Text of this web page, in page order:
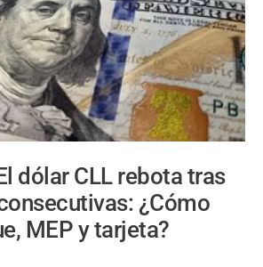
dólar CLL rebota tras
¿Cómo
MEP y tarjeta?